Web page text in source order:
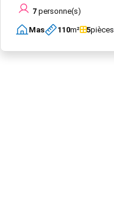
7 personne(s)
Mas 110m² 5pièces